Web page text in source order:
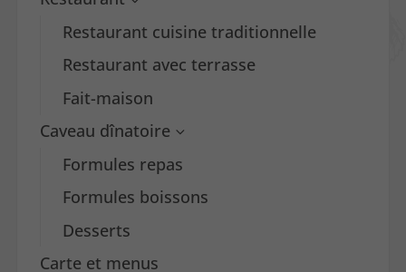
Restaurant cuisine traditionnelle
Restaurant avec terrasse
Fait-maison
Caveau dînatoire
Formules repas
Formules boissons
Desserts
Carte et menus